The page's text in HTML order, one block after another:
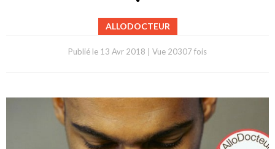
ALLODOCTEUR
Publié le 13 Avr 2018 Vue 20307 fois